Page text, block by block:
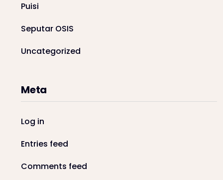
Puisi
Seputar OSIS
Uncategorized
Meta
Log in
Entries feed
Comments feed